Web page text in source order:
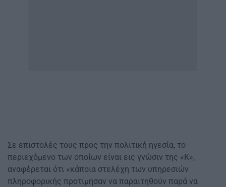
Σε επιστολές τους προς την πολιτική ηγεσία, το
περιεχόμενο των οποίων είναι εις γνώσιν της «Κ»,
αναφέρεται ότι «κάποια στελέχη των υπηρεσιών
πληροφορικής προτίμησαν να παραιτηθούν παρά να